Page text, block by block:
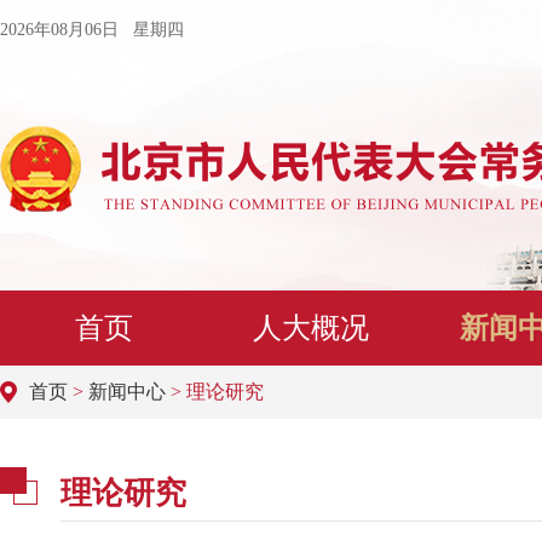
2026年08月06日 星期四
首页 人大概况 新闻
首页 > 新闻中心 > 理论研究
理论研究